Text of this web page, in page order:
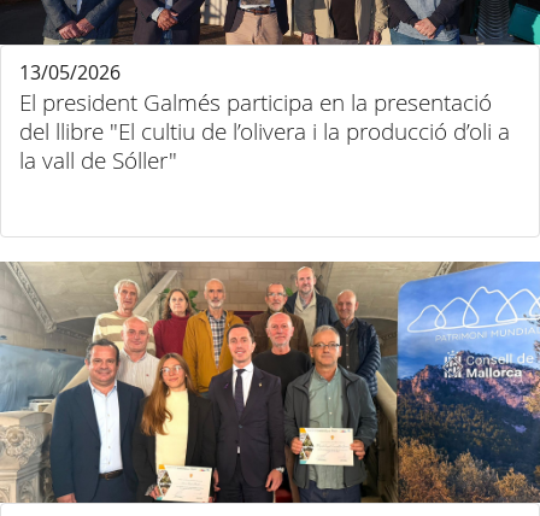
El president Galmés participa en la presentació
del llibre "El cultiu de l’olivera i la producció d’oli a
la vall de Sóller"
13/05/2026